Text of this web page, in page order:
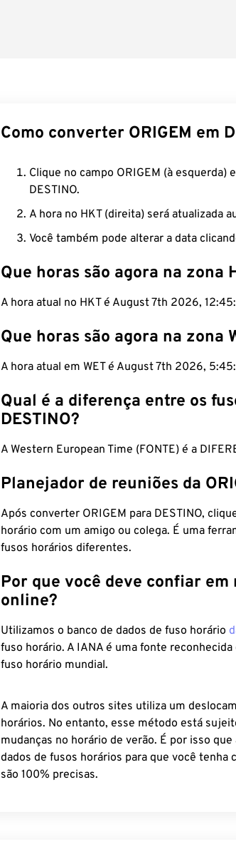
Como converter ORIGEM em
Clique no campo ORIGEM (à
DESTINO.
A hora no HKT (direita) será atualizada
Você também pode alterar a data
Que horas são agora na zona
A hora atual no HKT é August 7th 2026,
Que horas são agora na zona
A hora atual em WET é August 7th 2026,
Qual é a diferença entre os
DESTINO?
A Western European Time (FONTE) é a
Planejador de reuniões da
Após converter ORIGEM para DESTINO,
horário com um amigo ou colega. É uma
fusos horários diferentes.
Por que você deve confiar
online?
Utilizamos o banco de dados de fuso horário
fuso horário. A IANA é uma fonte
fuso horário mundial.
A maioria dos outros sites utiliza um
horários. No entanto, esse método está
mudanças no horário de verão. É por isso
dados de fusos horários para que você
são 100% precisas.